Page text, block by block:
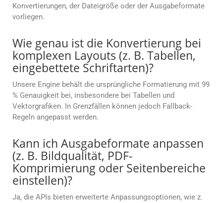
Konvertierungen, der Dateigröße oder der Ausgabeformate
vorliegen.
Wie genau ist die Konvertierung bei
komplexen Layouts (z. B. Tabellen,
eingebettete Schriftarten)?
Unsere Engine behält die ursprüngliche Formatierung mit 99
% Genauigkeit bei, insbesondere bei Tabellen und
Vektorgrafiken. In Grenzfällen können jedoch Fallback-
Regeln angepasst werden.
Kann ich Ausgabeformate anpassen
(z. B. Bildqualität, PDF-
Komprimierung oder Seitenbereiche
einstellen)?
Ja, die APIs bieten erweiterte Anpassungsoptionen, wie z.